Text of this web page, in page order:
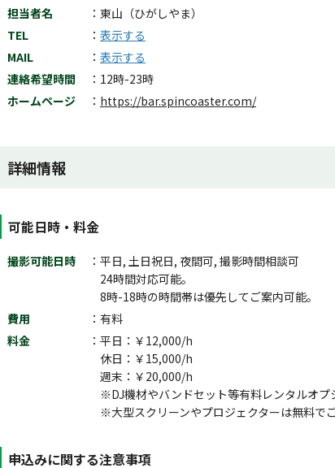
担当者名
東山（ひがしやま）
TEL
表示する
MAIL
表示する
連絡希望時間
12時-23時
ホームページ
https://bar.spincoaster.com/
詳細情報
可能日時・料金
撮影可能日時
平日, 土日祝日, 夜間可, 撮影時間相談可
24時間対応可能。
8時-18時の時間帯は優先してご案内可能。
費用
有料
料金
平日：￥12,000/h
休日：￥15,000/h
週末：￥20,000/h
※DJ機材やバンドセット等有料レンタルオプ
※大型スクリーンやプロジェクターは無料で
申込みに関する注意事項